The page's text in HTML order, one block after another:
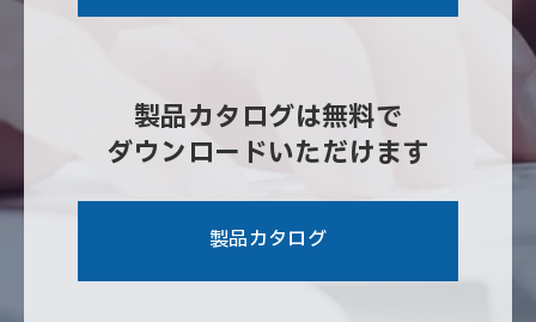
製品カタログは無料で
ダウンロードいただけます
製品カタログ